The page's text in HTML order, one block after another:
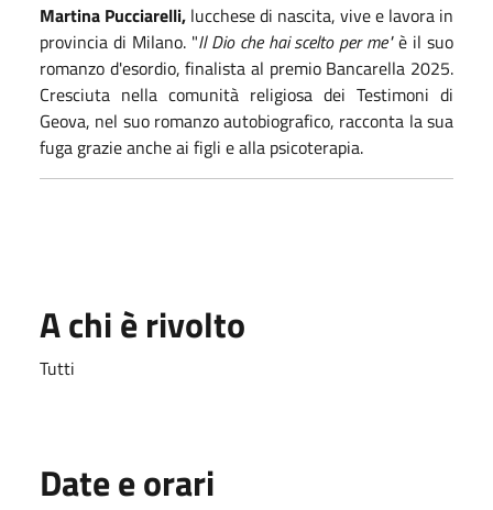
Martina Pucciarelli, lucchese di nascita, vive e lavora in
provincia di Milano. "Il Dio che hai scelto per me"è il suo
romanzo d'esordio, finalista al premio Bancarella 2025.
Cresciuta nella comunità religiosa dei Testimoni di
Geova, nel suo romanzo autobiografico, racconta la sua
fuga grazie anche ai figli e alla psicoterapia.
A chi è rivolto
Tutti
Date e orari